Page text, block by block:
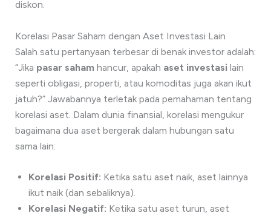
diskon.
Korelasi Pasar Saham dengan Aset Investasi Lain
Salah satu pertanyaan terbesar di benak investor adalah:
“Jika pasar saham hancur, apakah aset investasi lain
seperti obligasi, properti, atau komoditas juga akan ikut
jatuh?” Jawabannya terletak pada pemahaman tentang
korelasi aset. Dalam dunia finansial, korelasi mengukur
bagaimana dua aset bergerak dalam hubungan satu
sama lain:
Korelasi Positif: Ketika satu aset naik, aset lainnya
ikut naik (dan sebaliknya).
Korelasi Negatif: Ketika satu aset turun, aset